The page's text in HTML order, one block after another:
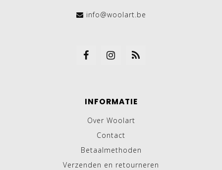
info@woolart.be
INFORMATIE
Over Woolart
Contact
Betaalmethoden
Verzenden en retourneren